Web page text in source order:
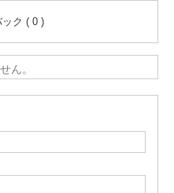
ック ( 0 )
ん。